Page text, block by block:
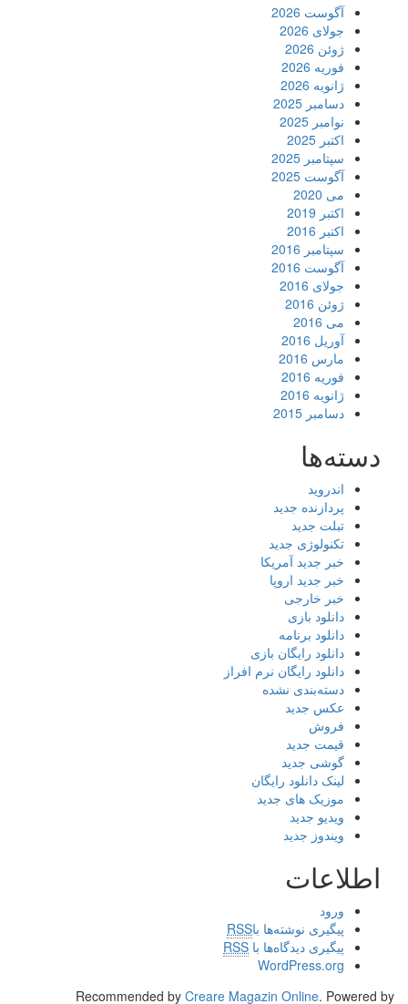
آگوست 2026
جولای 2026
ژوئن 2026
فوریه 2026
ژانویه 2026
دسامبر 2025
نوامبر 2025
اکتبر 2025
سپتامبر 2025
آگوست 2025
می 2020
اکتبر 2019
اکتبر 2016
سپتامبر 2016
آگوست 2016
جولای 2016
ژوئن 2016
می 2016
آوریل 2016
مارس 2016
فوریه 2016
ژانویه 2016
دسامبر 2015
دسته‌ها
اندروید
پردازنده جدید
تبلت جدید
تکنولوژی جدید
خبر جدید آمریکا
خبر جدید اروپا
خبر خارجی
دانلود بازی
دانلود برنامه
دانلود رایگان بازی
دانلود رایگان نرم افراز
دسته‌بندی نشده
عکس جدید
فروش
قیمت جدید
گوشی جدید
لینک دانلود رایگان
موزیک های جدید
ویدیو جدید
ویندوز جدید
اطلاعات
ورود
پیگیری نوشته‌ها باRSS
پیگیری دیدگاه‌ها با RSS
WordPress.org
Recommended by Creare Magazin Online. Powered by